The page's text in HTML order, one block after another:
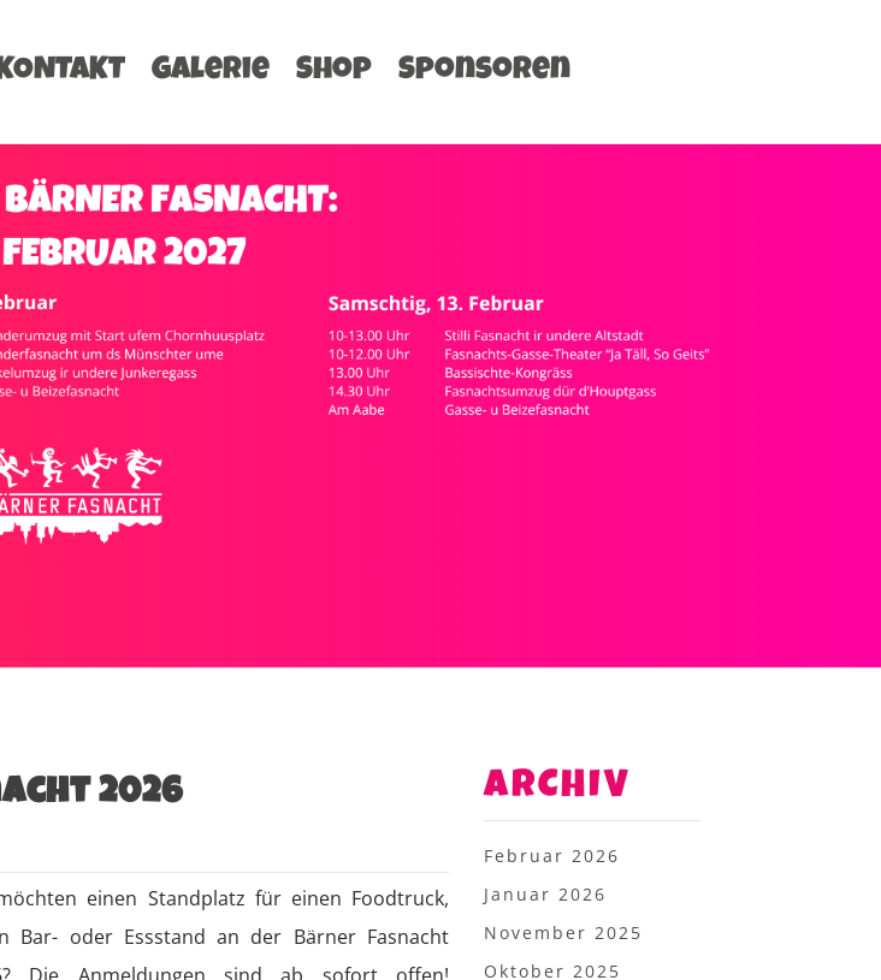
Galerie Shop Sponsoren
2026
einen Standplatz für einen Foodtruck,
Bar- oder Essstand an der Bärner Fasnacht
ARCHIV
Februar 2026
Januar 2026
November 2025
Oktober 2025